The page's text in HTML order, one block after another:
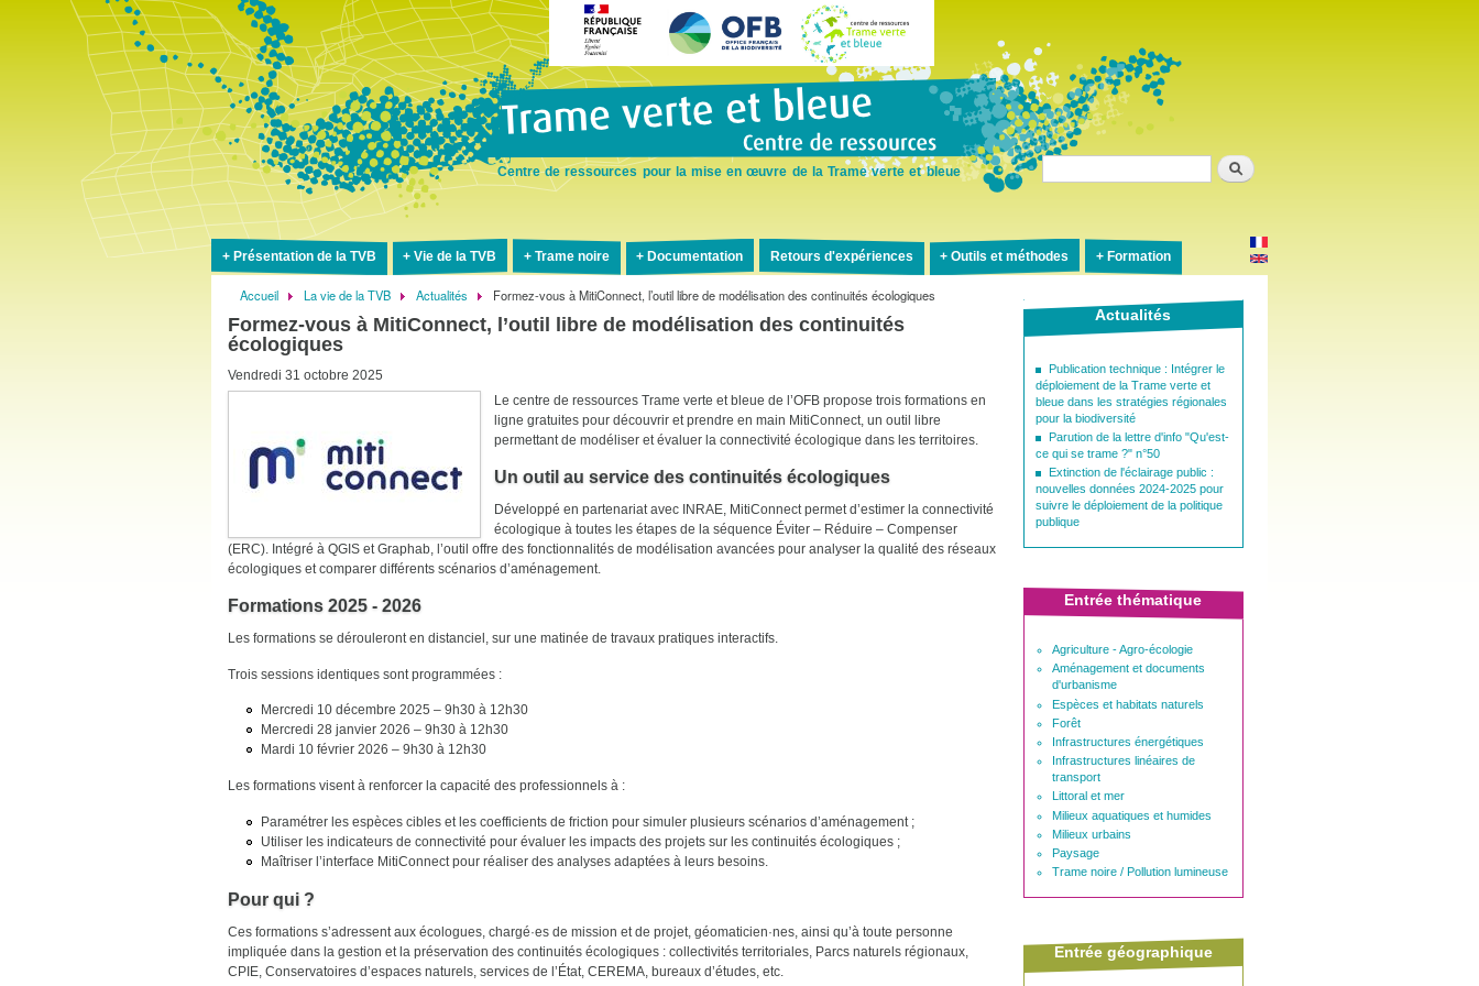
au
contenu
Centre de ressources pour la mise en œuvre de la Trame verte et bleue
Présentation de la TVB Vie de la TVB Trame noire Documentation Retours d'expériences Outils et méthodes Formation
Fil
d'Ariane
Accueil La vie de la TVB Actualités Formez-vous à MitiConnect, l’outil libre de modélisation des continuités écologiques
Formez-vous à MitiConnect, l’outil libre de modélisation des continuités
écologiques
Vendredi 31 octobre 2025
Le centre de ressources Trame verte et bleue de l’OFB propose trois formations en
ligne gratuites pour découvrir et prendre en main MitiConnect, un outil libre
permettant de modéliser et évaluer la connectivité écologique dans les territoires.
Un outil au service des continuités écologiques
Développé en partenariat avec INRAE, MitiConnect permet d’estimer la connectivité
écologique à toutes les étapes de la séquence Éviter – Réduire – Compenser
(ERC). Intégré à QGIS et Graphab, l’outil offre des fonctionnalités de modélisation avancées pour analyser la qualité des réseaux
écologiques et comparer différents scénarios d’aménagement.
Formations 2025 - 2026
Les formations se dérouleront en distanciel, sur une matinée de travaux pratiques interactifs.
Trois sessions identiques sont programmées :
Mercredi 10 décembre 2025 – 9h30 à 12h30
Mercredi 28 janvier 2026 – 9h30 à 12h30
Mardi 10 février 2026 – 9h30 à 12h30
Les formations visent à renforcer la capacité des professionnels à :
Paramétrer les espèces cibles et les coefficients de friction pour simuler plusieurs scénarios d’aménagement ;
Utiliser les indicateurs de connectivité pour évaluer les impacts des projets sur les continuités écologiques ;
Maîtriser l’interface MitiConnect pour réaliser des analyses adaptées à leurs besoins.
Pour qui ?
Ces formations s’adressent aux écologues, chargé·es de mission et de projet, géomaticien·nes, ainsi qu’à toute personne
impliquée dans la gestion et la préservation des continuités écologiques : collectivités territoriales, Parcs naturels régionaux,
CPIE, Conservatoires d’espaces naturels, services de l’État, CEREMA, bureaux d’études, etc.
Actualités
Publication technique : Intégrer le
déploiement de la Trame verte et
bleue dans les stratégies régionales
pour la biodiversité
Parution de la lettre d'info "Qu'est-
ce qui se trame ?" n°50
Extinction de l'éclairage public :
nouvelles données 2024-2025 pour
suivre le déploiement de la politique
publique
Entrée thématique
Agriculture - Agro-écologie
Aménagement et documents
d'urbanisme
Espèces et habitats naturels
Forêt
Infrastructures énergétiques
Infrastructures linéaires de
transport
Littoral et mer
Milieux aquatiques et humides
Milieux urbains
Paysage
Trame noire / Pollution lumineuse
Entrée géographique